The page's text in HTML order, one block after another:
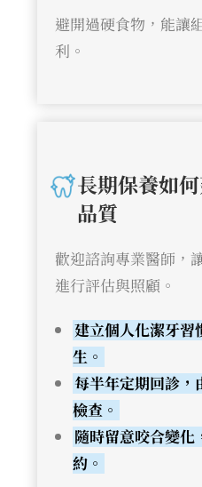
避開過硬食物，能讓
利。
長期保養如
品質
歡迎諮詢專業醫師，
進行評估與照顧。
建立個人化潔牙習
生。
每半年定期回診，
檢查。
隨時留意咬合變化
約。